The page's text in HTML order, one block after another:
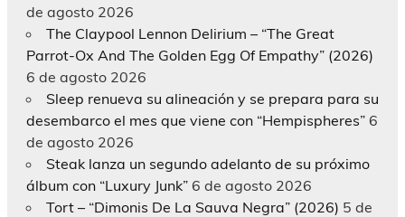
de agosto 2026
The Claypool Lennon Delirium – “The Great
Parrot-Ox And The Golden Egg Of Empathy” (2026)
6 de agosto 2026
Sleep renueva su alineación y se prepara para su
desembarco el mes que viene con “Hempispheres” 6
de agosto 2026
Steak lanza un segundo adelanto de su próximo
álbum con “Luxury Junk” 6 de agosto 2026
Tort – “Dimonis De La Sauva Negra” (2026) 5 de